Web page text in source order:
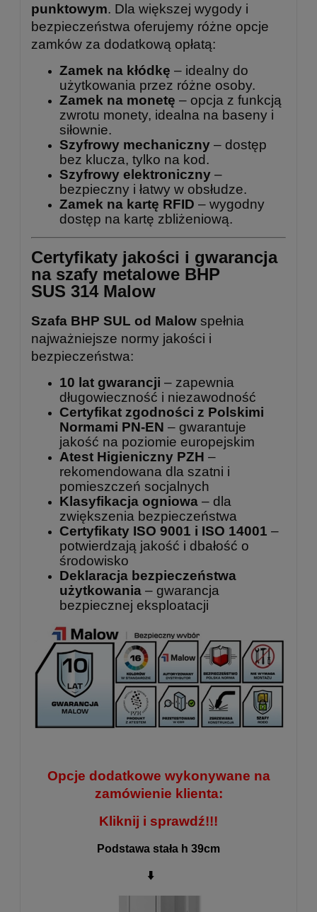
punktowym. Dla większej wygody i
bezpieczeństwa oferujemy różne opcje
zamków za dodatkową opłatą:
Zamek na kłódkę – idealny do
użytkowania przez różne osoby.
Zamek na monetę – opcja z funkcją
zwrotu monety, idealna na baseny i
siłownie.
Szyfrowy mechaniczny – dostęp
bez klucza, tylko na kod.
Szyfrowy elektroniczny –
bezpieczny i łatwy w obsłudze.
Zamek na kartę RFID – wygodny
dostęp na kartę zbliżeniową.
Certyfikaty jakości i gwarancja
na szafy metalowe BHP
SUS 314 Malow
Szafa BHP SUL od Malow spełnia
najważniejsze normy jakości i
bezpieczeństwa:
10 lat gwarancji – zapewnia
długowieczność i niezawodność
Certyfikat zgodności z Polskimi
Normami PN-EN – gwarantuje
jakość na poziomie europejskim
Atest Higieniczny PZH –
rekomendowana dla szatni i
pomieszczeń socjalnych
Klasyfikacja ogniowa – dla
zwiększenia bezpieczeństwa
Certyfikaty ISO 9001 i ISO 14001 –
potwierdzają jakość i dbałość o
środowisko
Deklaracja bezpieczeństwa
użytkowania – gwarancja
bezpiecznej eksploatacji
Opcje dodatkowe wykonywane na
zamówienie klienta:
Kliknij i sprawdź!!!
Podstawa stała h 39cm
⬇️